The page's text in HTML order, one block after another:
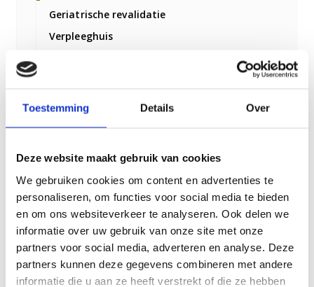
Toestemming Details Over
Deze website maakt gebruik van cookies
We gebruiken cookies om content en advertenties te
personaliseren, om functies voor social media te bieden
en om ons websiteverkeer te analyseren. Ook delen we
informatie over uw gebruik van onze site met onze
partners voor social media, adverteren en analyse. Deze
partners kunnen deze gegevens combineren met andere
informatie die u aan ze heeft verstrekt of die ze hebben
Geriatrische revalidatie
Verpleeghuis
Lichamelijke beperkingen, 24-uurs zorg nodig
Verzorgingshuis
Palliatieve zorg
Sociotherapeutische Leefmilieus
Dagbesteding
Gespecialiseerde hospice zorg